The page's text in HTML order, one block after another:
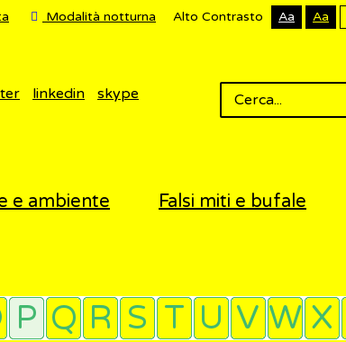
Modalità notturna Alto Contrasto Aa Aa
linkedin skype
e ambiente Falsi miti e bufale